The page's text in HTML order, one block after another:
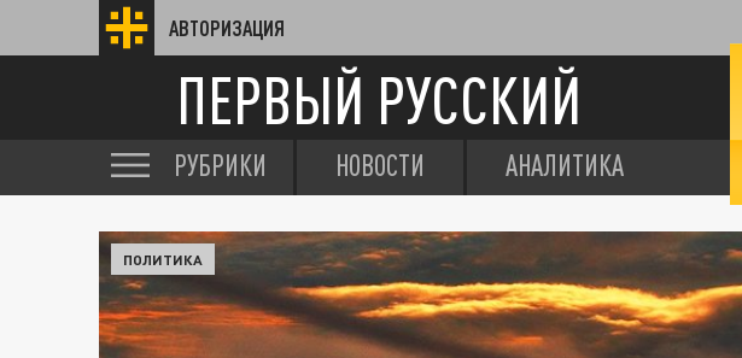
АВТОРИЗАЦИЯ
ПЕРВЫЙ РУССКИЙ
РУБРИКИ НОВОСТИ АНАЛИТИКА
ПОЛИТИКА